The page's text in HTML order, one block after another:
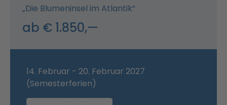
„Die Blumeninsel im Atlantik“
ab € 1.850,—
14. Februar - 20. Februar 2027
(Semesterferien)